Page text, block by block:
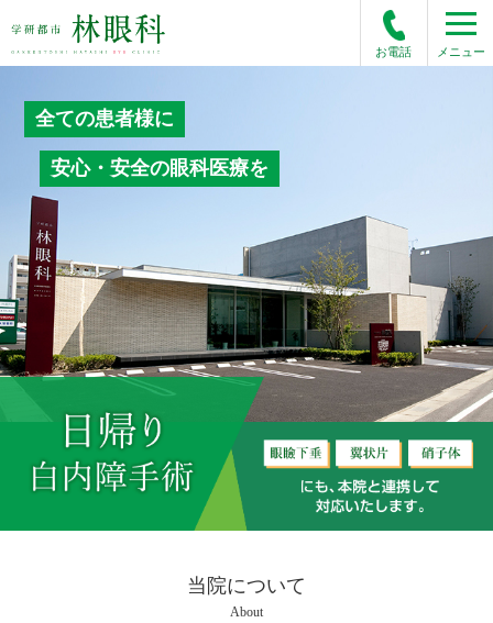
お電話 メニュー
全ての患者様に
安心・安全の眼科医療を
当院について
About